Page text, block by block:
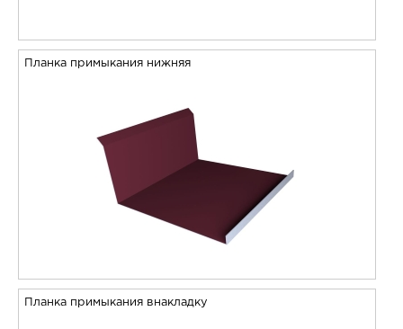
Планка примыкания нижняя
Планка примыкания внакладку